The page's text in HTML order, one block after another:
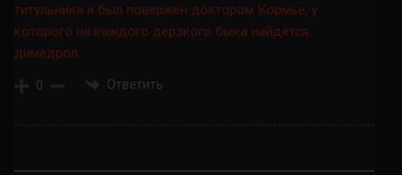
титульника и был повержен доктором Кормье, у
которого на каждого дерзкого быка найдётся
димедрол.
0 Ответить